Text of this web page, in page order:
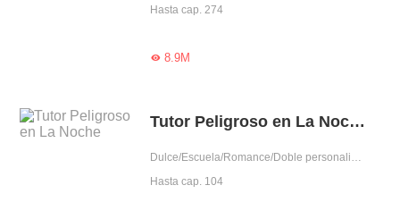
Hasta cap. 274
8.9M
Tutor Peligroso en La Noche
Dulce/Escuela/Romance/Doble personalidad
Hasta cap. 104